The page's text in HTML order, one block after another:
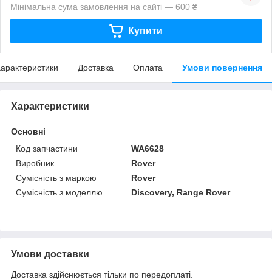
Мінімальна сума замовлення на сайті — 600 ₴
Купити
Доставка Оплата Умови повернення
Характеристики
Основні
Код запчастини
WA6628
Виробник
Rover
Сумісність з маркою
Rover
Сумісність з моделлю
Discovery, Range Rover
Умови доставки
Доставка здійснюється тільки по передоплаті.